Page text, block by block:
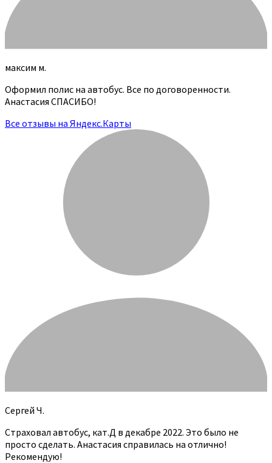
максим м.
Оформил полис на автобус. Все по договоренности.
Анастасия СПАСИБО!
Все отзывы на Яндекс.Карты
Сергей Ч.
Страховал автобус, кат.Д в декабре 2022. Это было не
просто сделать. Анастасия справилась на отлично!
Рекомендую!